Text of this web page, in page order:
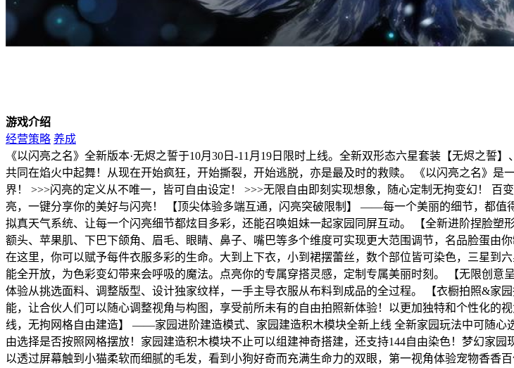
游戏介绍
经营策略 养成
《以闪亮之名》全新版本·无烬之誓于10月30日-11月19日限时上线。全新双形态六星套装【无烬之
共同在焰火中起舞！从现在开始疯狂，开始撕裂，开始逃脱，亦是最及时的救赎。 《以闪亮之名》
界！ >>>闪亮的定义从不唯一，皆可自由设定！ >>>无限自由即刻实现想象，随心定制无拘变幻！
亮，一键分享你的美好与闪亮！ 【顶尖体验多端互通，闪亮突破限制】 ——每一个美丽的细节，都值
拟真天气系统、让每一个闪亮细节都炫目多彩，还能召唤姐妹一起家园同屏互动。 【全新进阶捏脸
额头、苹果肌、下巴下颌角、眉毛、眼睛、鼻子、嘴巴等多个维度可实现更大范围调节，名品脸蛋
在这里，你可以赋予每件衣服多彩的生命。大到上下衣，小到裙摆蕾丝，数个部位皆可染色，三星到
能全开放，为色彩变幻带来会呼吸的魔法。点亮你的专属穿搭灵感，定制专属美丽时刻。 【无限创
体验从挑选面料、调整版型、设计独家纹样，一手主导衣服从布料到成品的全过程。 【衣橱拍照&家
能，让合伙人们可以随心调整视角与构图，享受前所未有的自由拍照新体验！以更加独特和个性化的
线，无拘网格自由建造】 ——家园进阶建造模式、家园建造积木模块全新上线 全新家园玩法中可随
由选择是否按照网格摆放！家园建造积木模块不止可以组建神奇搭建，还支持144自由染色！梦幻家
以透过屏幕触到小猫柔软而细腻的毛发，看到小狗好奇而充满生命力的双眼，第一视角体验宠物香香